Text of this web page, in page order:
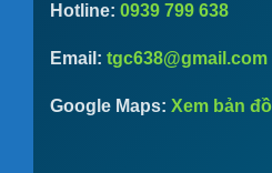
Hotline: 0939 799 638
Email: tgc638@gmail.com
Google Maps: Xem bản đồ